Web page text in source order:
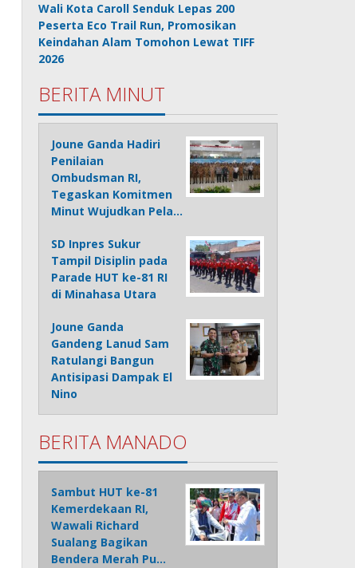
Wali Kota Caroll Senduk Lepas 200
Peserta Eco Trail Run, Promosikan
Keindahan Alam Tomohon Lewat TIFF
2026
BERITA MINUT
Joune Ganda Hadiri
Penilaian
Ombudsman RI,
Tegaskan Komitmen
Minut Wujudkan Pela…
SD Inpres Sukur
Tampil Disiplin pada
Parade HUT ke-81 RI
di Minahasa Utara
Joune Ganda
Gandeng Lanud Sam
Ratulangi Bangun
Antisipasi Dampak El
Nino
BERITA MANADO
Sambut HUT ke-81
Kemerdekaan RI,
Wawali Richard
Sualang Bagikan
Bendera Merah Pu…